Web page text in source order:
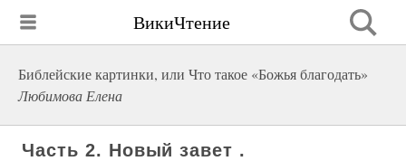
ВикиЧтение
Библейские картинки, или Что такое «Божья благодать»
Любимова Елена
Часть 2. Новый завет .